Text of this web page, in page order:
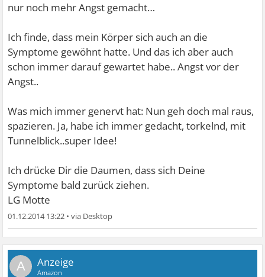
nur noch mehr Angst gemacht…
Ich finde, dass mein Körper sich auch an die
Symptome gewöhnt hatte. Und das ich aber auch
schon immer darauf gewartet habe.. Angst vor der
Angst..
Was mich immer genervt hat: Nun geh doch mal raus,
spazieren. Ja, habe ich immer gedacht, torkelnd, mit
Tunnelblick..super Idee!
Ich drücke Dir die Daumen, dass sich Deine
Symptome bald zurück ziehen.
LG Motte
01.12.2014 13:22 •
A